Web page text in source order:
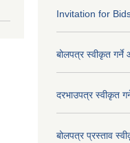
Invitation for
बोलपत्र स्वीकृत
दरभाउपत्र स्वीकृत
बोलपत्र प्रस्ताव